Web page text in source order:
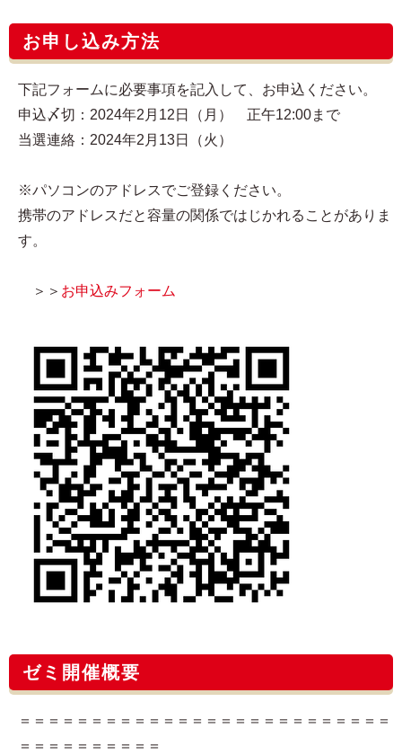
お申し込み方法
下記フォームに必要事項を記入して、お申込ください。
申込〆切：2024年2月12日（月） 正午12:00まで
当選連絡：2024年2月13日（火）
※パソコンのアドレスでご登録ください。
携帯のアドレスだと容量の関係ではじかれることがありま
す。
＞＞ お申込みフォーム
ゼミ開催概要
＝＝＝＝＝＝＝＝＝＝＝＝＝＝＝＝＝＝＝＝＝＝＝＝＝＝
＝＝＝＝＝＝＝＝＝＝